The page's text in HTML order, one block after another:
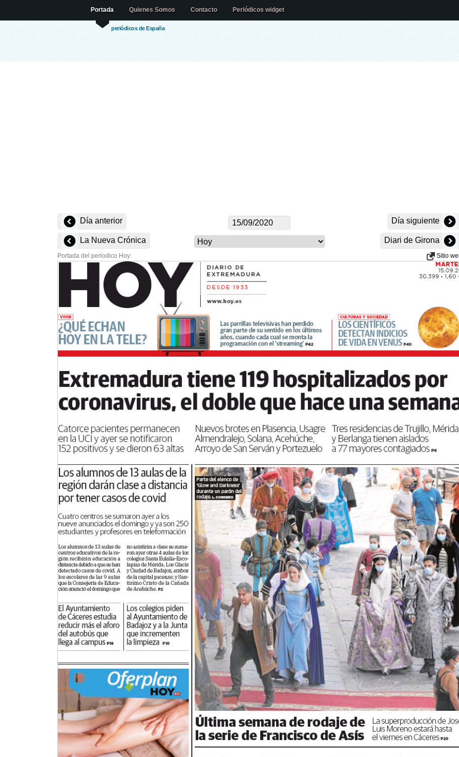
periódicos de España
Portada Quienes Somos Contacto Periódicos widget
Día anterior Día siguiente
La Nueva Crónica Diari de Girona
Portada del periodico Hoy: Sitio